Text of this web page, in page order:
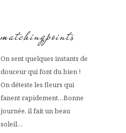
matchingpoints
On sent quelques instants de
douceur qui font du bien !
On déteste les fleurs qui
fanent rapidement…Bonne
journée, il fait un beau
soleil…